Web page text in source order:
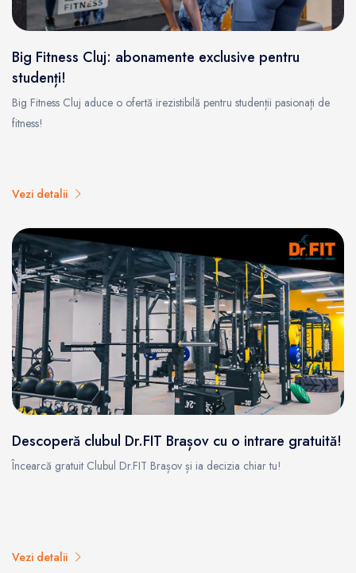
Big Fitness Cluj: abonamente exclusive pentru
studenți!
Big Fitness Cluj aduce o ofertă irezistibilă pentru studenții pasionați de
fitness!
Vezi detalii
Descoperă clubul Dr.FIT Brașov cu o intrare gratuită!
Încearcă gratuit Clubul Dr.FIT Brașov și ia decizia chiar tu!
Vezi detalii